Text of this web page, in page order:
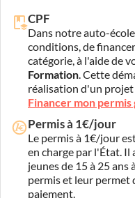
CPF
Dans notre auto-
conditions, de
catégorie, à l'aide de
Formation. Cette
réalisation d'un
Financer mon permis
Permis à 1€/jour
Le permis à 1€/jour
en charge par l'État. Il
jeunes de 15 à 25
permis et leur permet
paiement.